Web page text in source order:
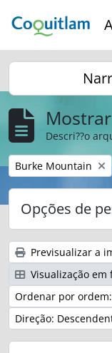
Descri??o
Remover filtro:
Burke Mountain
Opções de
Previsualizar a
Visualização em
Ordenar por
Direção: